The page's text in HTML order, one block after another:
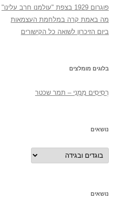
פוגרום 1929 בצפת "עולמנו חרב עלינו"
מה באמת קרה במלחמת העצמאות
ביום הזיכרון לשואה כל הקישורים
בלוגים מומלצים
רְסִיסִים מִמֶנִי – תמר שכטר
נושאים
נושאים
נושאים